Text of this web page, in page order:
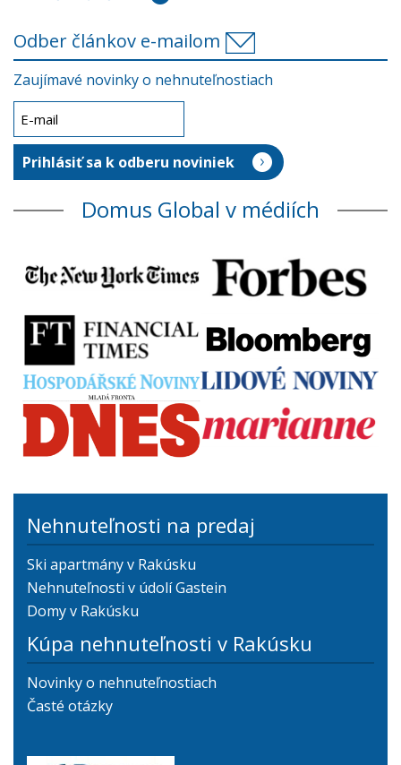
Odber článkov e-mailom
Zaujímavé novinky o nehnuteľnostiach
Domus Global v médiích
Nehnuteľnosti na predaj
Ski apartmány v Rakúsku
Nehnuteľnosti v údolí Gastein
Domy v Rakúsku
Kúpa nehnuteľnosti v Rakúsku
Novinky o nehnuteľnostiach
Časté otázky